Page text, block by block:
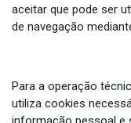
aceitar que pode ser
de navegação
Para a operação
utiliza cookies